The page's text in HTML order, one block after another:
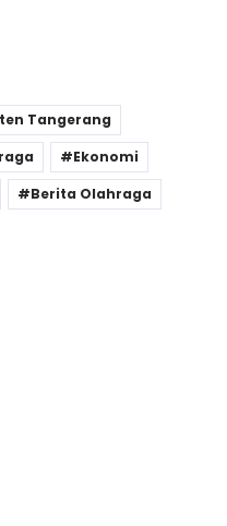
Tangerang
Ekonomi
Berita Olahraga